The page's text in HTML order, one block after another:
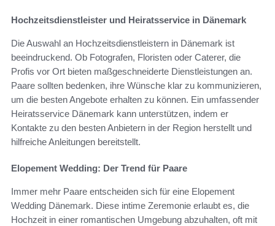
Hochzeitsdienstleister und Heiratsservice in Dänemark
Die Auswahl an Hochzeitsdienstleistern in Dänemark ist
beeindruckend. Ob Fotografen, Floristen oder Caterer, die
Profis vor Ort bieten maßgeschneiderte Dienstleistungen an.
Paare sollten bedenken, ihre Wünsche klar zu kommunizieren,
um die besten Angebote erhalten zu können. Ein umfassender
Heiratsservice Dänemark kann unterstützen, indem er
Kontakte zu den besten Anbietern in der Region herstellt und
hilfreiche Anleitungen bereitstellt.
Elopement Wedding: Der Trend für Paare
Immer mehr Paare entscheiden sich für eine Elopement
Wedding Dänemark. Diese intime Zeremonie erlaubt es, die
Hochzeit in einer romantischen Umgebung abzuhalten, oft mit